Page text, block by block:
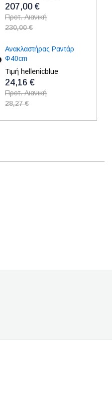
207,00 €
Προτ. Λιανική
230,00 €
Ανακλαστήρας Ραντάρ
Φ40cm
Τιμή hellenicblue
24,16 €
Προτ. Λιανική
28,27 €